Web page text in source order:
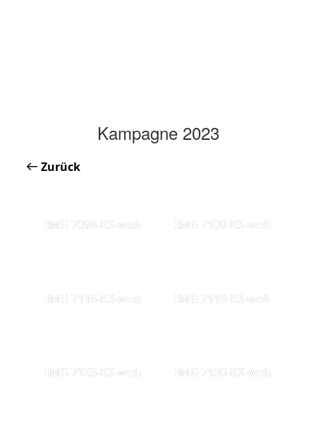
Kampagne 2023
Zurück
IMG 7098-KS-web IMG 7109-KS-web
IMG 7116-KS-web IMG 7119-KS-web
IMG 7123-KS-web IMG 7130-KS-web